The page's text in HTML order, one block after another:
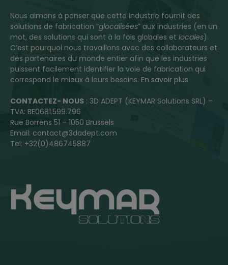
Nous aimons à penser que cette industrie fournit des
solutions de fabrication “glocalisées” aux industries (en un
mot, des solutions qui sont à la fois globales et locales).
C’est pourquoi nous travaillons avec des collaborateurs et
des partenaires du monde entier afin que les industries
puissent facilement identifier la voie de fabrication qui
correspond le mieux à leurs besoins. En savoir plus
CONTACTEZ- NOUS : 3D ADEPT (KEYMAR Solutions SRL) –
TVA: BE0681.599.796
Rue Borrens 51 – 1050 Brussels
Email: contact@3dadept.com
Tel: +32(0)486745887